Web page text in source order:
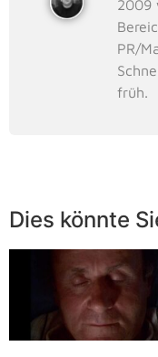
2009
PR/
früh.
Dies könnte